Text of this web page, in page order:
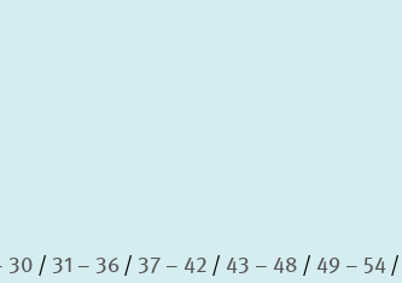
30 31 – 36 37 – 42 43 – 48 49 – 54